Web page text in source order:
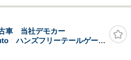
車 当社デモカー
ハンズフリーテールゲー
ー ワイアレスチャージン